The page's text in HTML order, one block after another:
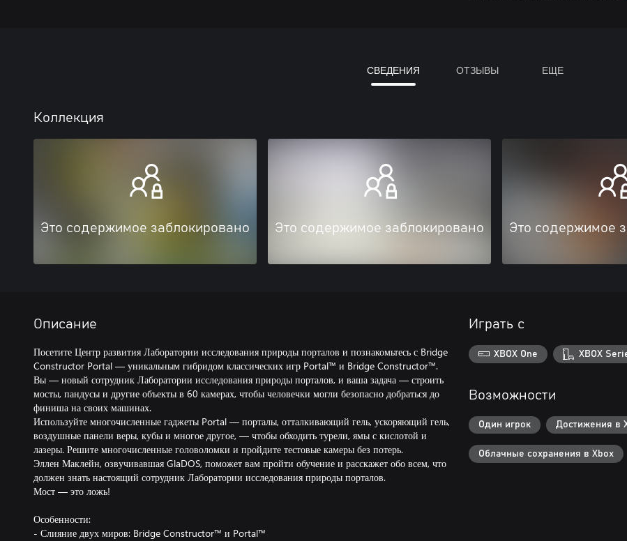
СВЕДЕНИЯ ОТЗЫВЫ ЕЩЕ
Коллекция
Это содержимое заблокировано Это содержимое заблокировано Это содержимое
Описание
Посетите Центр развития Лаборатории исследования природы порталов и познакомьтесь с Bridge
Constructor Portal — уникальным гибридом классических игр Portal™ и Bridge Constructor™.
Вы — новый сотрудник Лаборатории исследования природы порталов, и ваша задача — строить
мосты, пандусы и другие объекты в 60 камерах, чтобы человечки могли безопасно добраться до
финиша на своих машинах.
Используйте многочисленные гаджеты Portal — порталы, отталкивающий гель, ускоряющий гель,
воздушные панели веры, кубы и многое другое, — чтобы обходить турели, ямы с кислотой и
лазеры. Решите многочисленные головоломки и пройдите тестовые камеры без потерь.
Эллен Маклейн, озвучивавшая GlaDOS, поможет вам пройти обучение и расскажет обо всем, что
должен знать настоящий сотрудник Лаборатории исследования природы порталов.
Мост — это ложь!
Особенности:
- Слияние двух миров: Bridge Constructor™ и Portal™
Играть с
XBOX One XBOX
Возможности
Один игрок Достижения в
Облачные сохранения в Xbox